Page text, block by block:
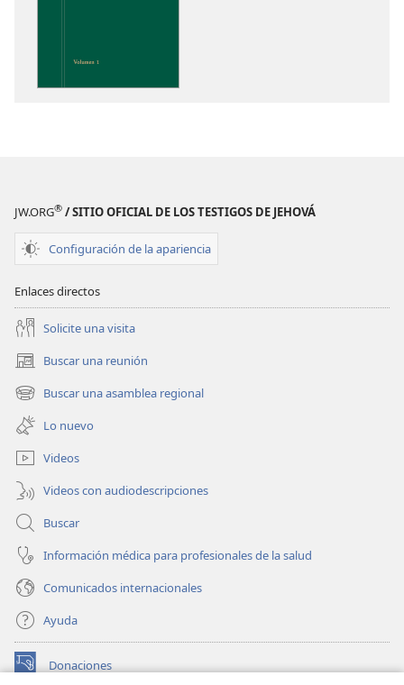
JW.ORG® / SITIO OFICIAL DE LOS TESTIGOS DE JEHOVÁ
Configuración de la apariencia
Enlaces directos
Solicite una visita
Buscar una reunión
(abre
una
nueva
ventana)
Buscar una asamblea regional
(abre
una
nueva
ventana)
Lo nuevo
Videos
Videos con audiodescripciones
Buscar
Información médica para profesionales de la salud
Comunicados internacionales
Ayuda
Donaciones
(abre